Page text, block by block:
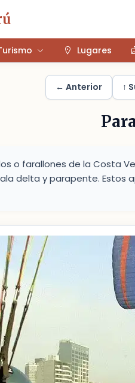
Lugares
← Anterior ↑
o farallones de la Costa
delta y parapente. Estos